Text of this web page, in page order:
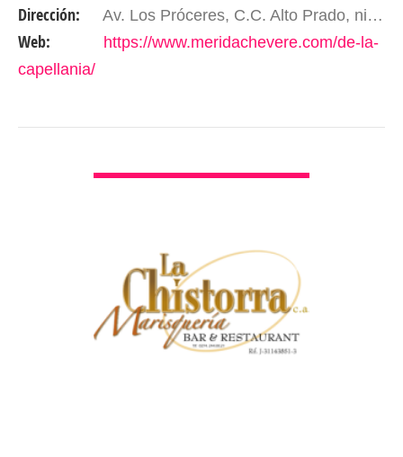
sentidos.…
Dirección: Av. Los Próceres, C.C. Alto Prado, nivel 1, local 29. Mérida – Edo. Mérida, Venezuela
Web:
https://www.meridachevere.com/de-la-
capellania/